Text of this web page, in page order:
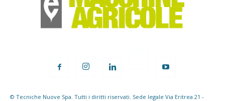
© Tecniche Nuove Spa. Tutti i diritti riservati. Sede legale Via Eritrea 21 -